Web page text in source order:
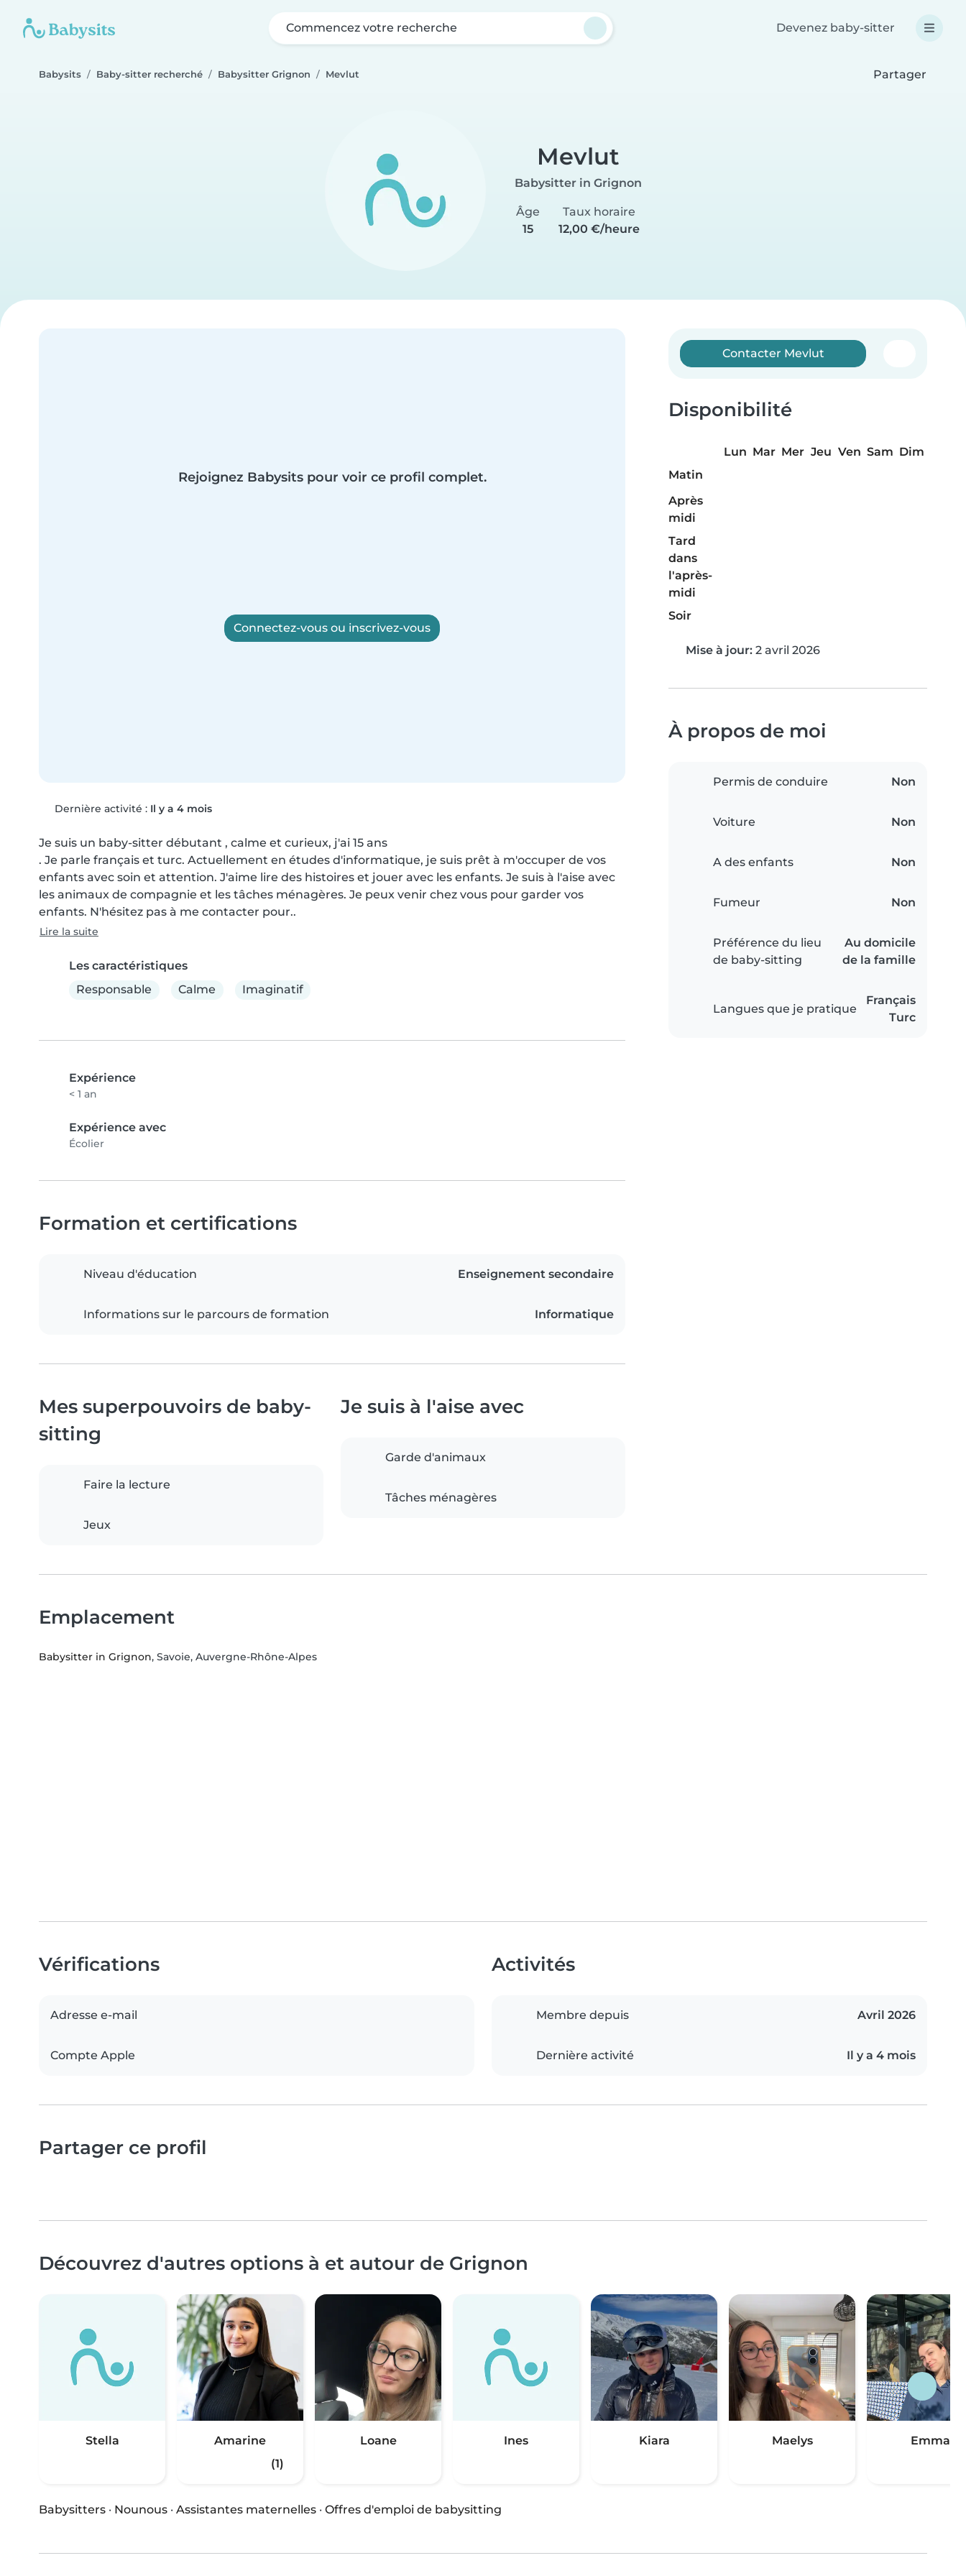
Commencez votre recherche Devenez baby-sitter
Babysits Baby-sitter recherché Babysitter Grignon Mevlut Partager
Mevlut
Babysitter in Grignon
Âge
15
Taux horaire
12,00 €/heure
Rejoignez Babysits pour voir ce profil complet.
Connectez-vous ou inscrivez-vous
Dernière activité : Il y a 4 mois
Je suis un baby-sitter débutant , calme et curieux, j'ai 15 ans
. Je parle français et turc. Actuellement en études d'informatique, je suis prêt à m'occuper de vos
enfants avec soin et attention. J'aime lire des histoires et jouer avec les enfants. Je suis à l'aise avec
les animaux de compagnie et les tâches ménagères. Je peux venir chez vous pour garder vos
enfants. N'hésitez pas à me contacter pour..
Lire la suite
Les caractéristiques
Responsable
Calme Imaginatif
Expérience
< 1 an
Expérience avec
Écolier
Contacter Mevlut
Disponibilité
Lun Mar Mer Jeu Ven Sam Dim
Matin
Après
midi
Tard
dans
l'après-
midi
Soir
Mise à jour: 2 avril 2026
À propos de moi
Permis de conduire Non
Voiture Non
A des enfants Non
Fumeur Non
Préférence du lieu
de baby-sitting
Au domicile
de la famille
Langues que je pratique
Français
Turc
Formation et certifications
Niveau d'éducation Enseignement secondaire
Informations sur le parcours de formation Informatique
Mes superpouvoirs de baby-
sitting
Faire la lecture
Jeux
Je suis à l'aise avec
Garde d'animaux
Tâches ménagères
Emplacement
Babysitter in Grignon, Savoie, Auvergne-Rhône-Alpes
Vérifications
Adresse e-mail
Compte Apple
Activités
Membre depuis Avril 2026
Dernière activité Il y a 4 mois
Partager ce profil
Découvrez d'autres options à et autour de Grignon
Stella
Amarine
(1)
Loane Ines Kiara Maelys Emma
Babysitters · Nounous · Assistantes maternelles · Offres d'emploi de babysitting